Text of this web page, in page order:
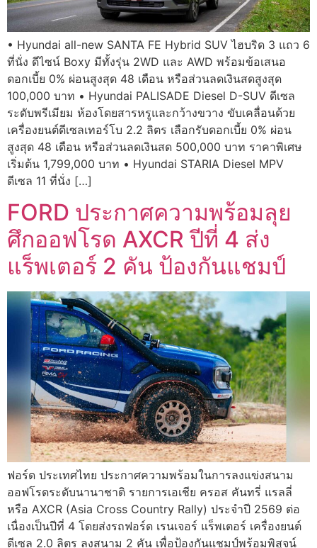
• Hyundai all-new SANTA FE Hybrid SUV ไฮบริด 3 แถว 6
ที่นั่ง ดีไซน์ Boxy มีทั้งรุ่น 2WD และ AWD พร้อมข้อเสนอ
ดอกเบี้ย 0% ผ่อนสูงสุด 48 เดือน หรือส่วนลดเงินสดสูงสุด
100,000 บาท • Hyundai PALISADE Diesel D-SUV ดีเซล
ระดับพรีเมียม ห้องโดยสารหรูและกว้างขวาง ขับเคลื่อนด้วย
เครื่องยนต์ดีเซลเทอร์โบ 2.2 ลิตร เลือกรับดอกเบี้ย 0% ผ่อน
สูงสุด 48 เดือน หรือส่วนลดเงินสด 500,000 บาท ราคาพิเศษ
เริ่มต้น 1,799,000 บาท • Hyundai STARIA Diesel MPV
ดีเซล 11 ที่นั่ง […]
FORD ประกาศความพร้อมลุย
ศึกออฟโรด AXCR ปีที่ 4 ส่ง
แร็พเตอร์ 2 คัน ป้องกันแชมป์
ฟอร์ด ประเทศไทย ประกาศความพร้อมในการลงแข่งสนาม
ออฟโรดระดับนานาชาติ รายการเอเชีย ครอส คันทรี่ แรลลี่
หรือ AXCR (Asia Cross Country Rally) ประจำปี 2569 ต่อ
เนื่องเป็นปีที่ 4 โดยส่งรถฟอร์ด เรนเจอร์ แร็พเตอร์ เครื่องยนต์
ดีเซล 2.0 ลิตร ลงสนาม 2 คัน เพื่อป้องกันแชมป์พร้อมพิสูจน์